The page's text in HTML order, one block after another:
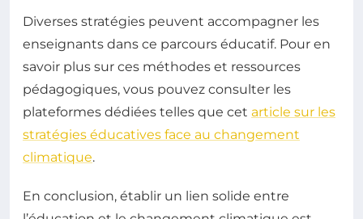
Diverses stratégies peuvent accompagner les
enseignants dans ce parcours éducatif. Pour en
savoir plus sur ces méthodes et ressources
pédagogiques, vous pouvez consulter les
plateformes dédiées telles que cet article sur les
stratégies éducatives face au changement
climatique.
En conclusion, établir un lien solide entre